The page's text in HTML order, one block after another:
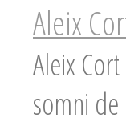
Aleix
Aleix
somni